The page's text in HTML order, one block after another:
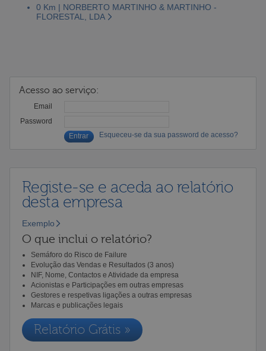
0 Km | NORBERTO MARTINHO & MARTINHO -
FLORESTAL, LDA
Acesso ao serviço:
Email
Password
Esqueceu-se da sua password de acesso?
Registe-se e aceda ao relatório
desta empresa
Exemplo
O que inclui o relatório?
Semáforo do Risco de Failure
Evolução das Vendas e Resultados (3 anos)
NIF, Nome, Contactos e Atividade da empresa
Acionistas e Participações em outras empresas
Gestores e respetivas ligações a outras empresas
Marcas e publicações legais
Relatório Grátis »